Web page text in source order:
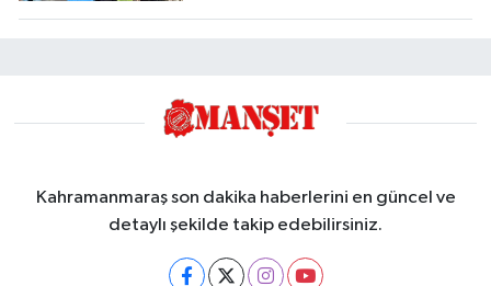
Kahramanmaraş son dakika haberlerini en güncel ve
detaylı şekilde takip edebilirsiniz.